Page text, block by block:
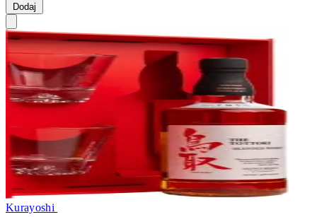
Dodaj
Kurayoshi